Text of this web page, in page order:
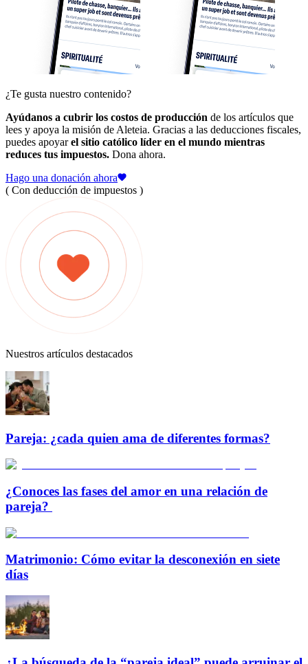
¿Te gusta nuestro contenido?
Ayúdanos a cubrir los costos de producción de los artículos que
lees y apoya la misión de Aleteia. Gracias a las deducciones fiscales,
puedes apoyarel sitio católico líder en el mundo mientras
reduces tus impuestos. Dona ahora.
Hago una donación ahora
( Con deducción de impuestos )
Nuestros artículos destacados
Pareja: ¿cada quien ama de diferentes formas?
¿Conoces las fases del amor en una relación de
pareja?
Matrimonio: Cómo evitar la desconexión en siete
días